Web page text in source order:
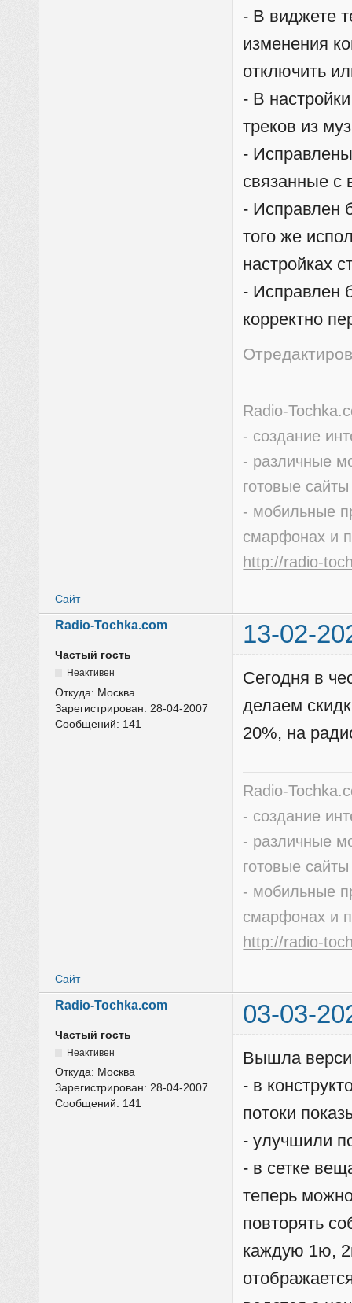
- В виджете
изменения
отключить
- В
треков из
-
связанные с
- Исправлен
того же
настройках
- Исправлен
корректно
Radio-
- создание
- различные
готовые
- мобильные
смарфонах и
http://radio-
Сайт
Radio-Tochka.com 13-02-
Частый гость
Неактивен
Откуда: Москва
Зарегистрирован: 28-04-2007
Сообщений: 141
Сегодня в
делаем
20%, на
Radio-
- создание
- различные
готовые
- мобильные
смарфонах и
http://radio-
Сайт
Radio-Tochka.com 03-03-
Частый гость
Неактивен
Откуда: Москва
Зарегистрирован:28-04-2007
Сообщений: 141
Вышла
- в
потоки
- улучшили
- в сетке
теперь
повторять
каждую 1ю,